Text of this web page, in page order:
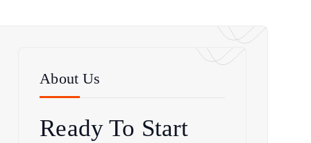
About Us
Ready To Start